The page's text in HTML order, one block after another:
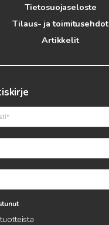
Tietosuojaseloste
Tilaus- ja toimitusehdot
Artikkelit